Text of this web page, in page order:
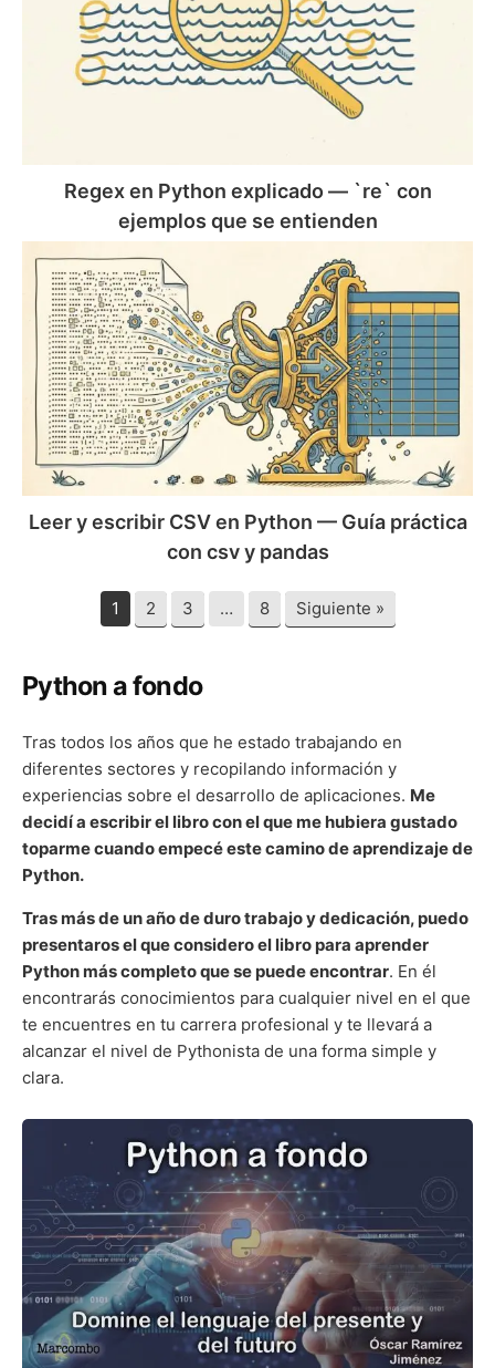
—
`re`
con
se
entienden
Regex en Python explicado — `re` con
ejemplos que se entienden
escribir
CSV
en
Python
—
Guía
práctica
con
csv
y
Leer y escribir CSV en Python — Guía práctica
con csv y pandas
1 2 3 … 8 Siguiente »
Python a fondo
Tras todos los años que he estado trabajando en
diferentes sectores y recopilando información y
experiencias sobre el desarrollo de aplicaciones. Me
decidí a escribir el libro con el que me hubiera gustado
toparme cuando empecé este camino de aprendizaje de
Python.
Tras más de un año de duro trabajo y dedicación, puedo
presentaros el que considero el libro para aprender
Python más completo que se puede encontrar. En él
encontrarás conocimientos para cualquier nivel en el que
te encuentres en tu carrera profesional y te llevará a
alcanzar el nivel de Pythonista de una forma simple y
clara.
Python
a
fondo